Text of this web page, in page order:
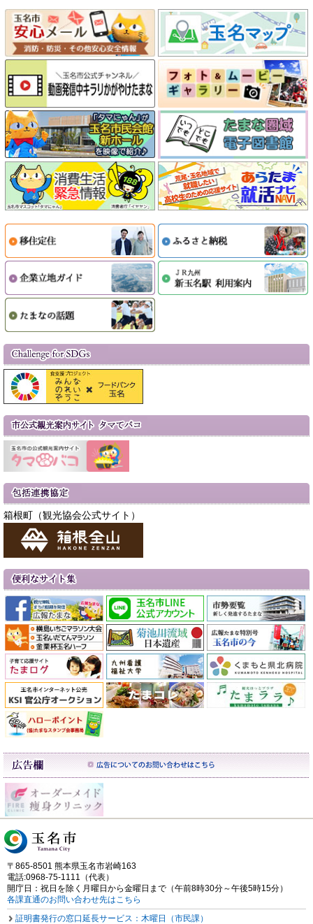
箱根町（観光協会公式サイト）
〒865-8501 熊本県玉名市岩崎163
電話:0968-75-1111（代表）
開庁日：祝日を除く月曜日から金曜日まで（午前8時30分～午後5時15分）
各課直通のお問い合わせ先はこちら
証明書発行の窓口延長サービス：木曜日（市民課）